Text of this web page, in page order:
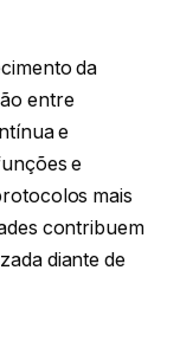
da
entre
e
e
mais
contribuem
diante de